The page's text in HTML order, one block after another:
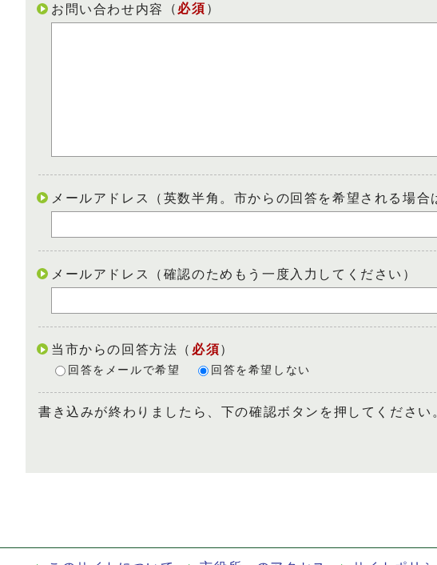
お問い合わせ内容 （ 必須 ）
メールアドレス（英数半角。市からの回答を希望される場合
メールアドレス（確認のためもう一度入力してください）
当市からの回答方法 （ 必須）
回答をメールで希望 回答を希望しない
書き込みが終わりましたら、下の確認ボタンを押してください